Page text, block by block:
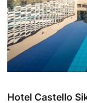
Hotel Castello